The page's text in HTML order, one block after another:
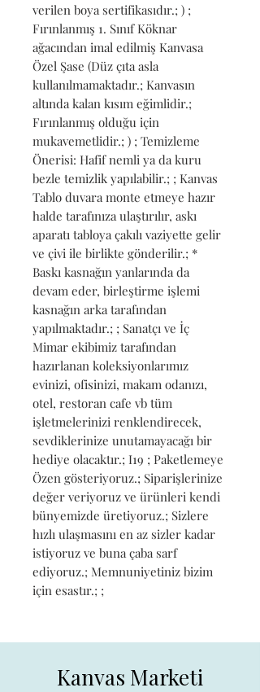
verilen boya sertifikasıdır.; ) ;
Fırınlanmış 1. Sınıf Köknar
ağacından imal edilmiş Kanvasa
Özel Şase (Düz çıta asla
kullanılmamaktadır.; Kanvasın
altında kalan kısım eğimlidir.;
Fırınlanmış olduğu için
mukavemetlidir.; ) ; Temizleme
Önerisi: Hafif nemli ya da kuru
bezle temizlik yapılabilir.; ; Kanvas
Tablo duvara monte etmeye hazır
halde tarafınıza ulaştırılır, askı
aparatı tabloya çakılı vaziyette gelir
ve çivi ile birlikte gönderilir.; *
Baskı kasnağın yanlarında da
devam eder, birleştirme işlemi
kasnağın arka tarafından
yapılmaktadır.; ; Sanatçı ve İç
Mimar ekibimiz tarafından
hazırlanan koleksiyonlarımız
evinizi, ofisinizi, makam odanızı,
otel, restoran cafe vb tüm
işletmelerinizi renklendirecek,
sevdiklerinize unutamayacağı bir
hediye olacaktır.; I19 ; Paketlemeye
Özen gösteriyoruz.; Siparişlerinize
değer veriyoruz ve ürünleri kendi
bünyemizde üretiyoruz.; Sizlere
hızlı ulaşmasını en az sizler kadar
istiyoruz ve buna çaba sarf
ediyoruz.; Memnuniyetiniz bizim
için esastır.; ;
Kanvas Marketi